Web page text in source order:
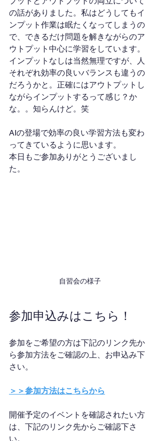
の話がありました。私はどうしてもイ
ンプット作業は眠たくなってしまうの
で、できるだけ問題を解きながらのア
ウトプット中心に学習をしています。
インプットなしは当然無理ですが、人
それぞれ効率の良いバランスも違うの
だろうかと。正確にはアウトプットし
ながらインプットするって感じ？か
な。。知らんけど。笑
AIの登場で効率の良い学習方法も変わ
ってきているように思います。
本日もご参加ありがとうございまし
た。
自習会の様子
参加申込みはこちら！
参加をご希望の方は下記のリンク先か
ら参加方法をご確認の上、お申込み下
さい。
＞＞参加方法はこちらから
開催予定のイベントを確認されたい方
は、下記のリンク先からご確認下さ
い。